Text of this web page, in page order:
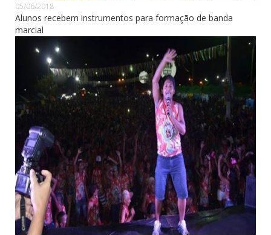
05/06/2018
Alunos recebem instrumentos para formação de banda
marcial